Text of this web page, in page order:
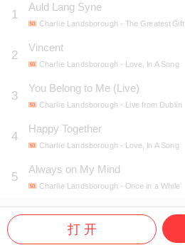
1
Auld Lang Syne
Charlie Landsborough - The Greatest Gift
2
Vincent
Charlie Landsborough - Love, In A Song
3
You Belong to Me (Live)
Charlie Landsborough - Live from Dublin
4
Happy Together
Charlie Landsborough - Love, In A Song
5
Always on My Mind
Charlie Landsborough - Once in a While
打 开